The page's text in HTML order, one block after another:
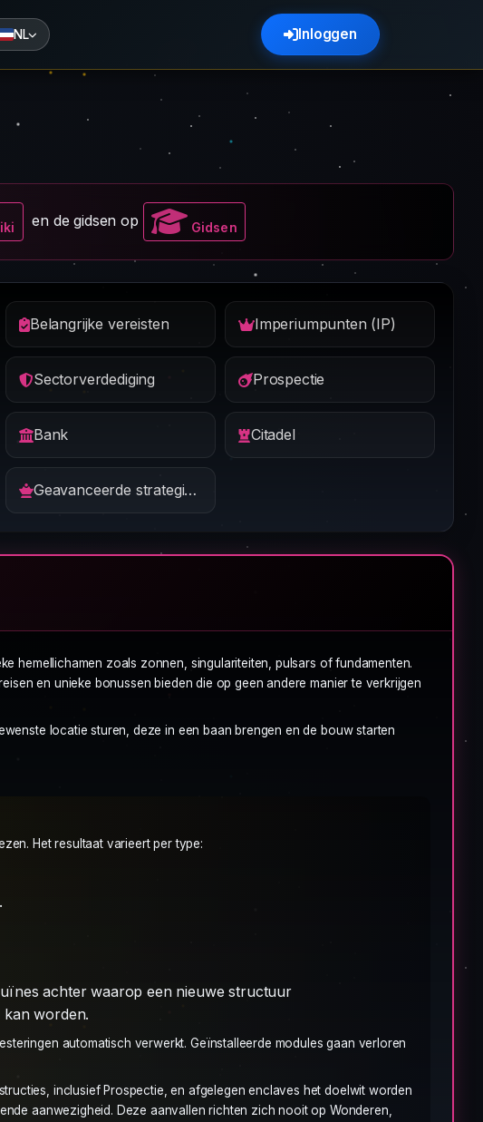
NL Inloggen
en de gidsen op Gidsen
Belangrijke vereisten Imperiumpunten (IP)
Sectorverdediging Prospectie
Bank Citadel
Geavanceerde strategieën
hemellichamen zoals zonnen, singulariteiten, pulsars of fundamenten.
en unieke bonussen bieden die op geen andere manier te verkrijgen
locatie sturen, deze in een baan brengen en de bouw starten
Het resultaat varieert per type:
achter waarop een nieuwe structuur
worden.
automatisch verwerkt. Geïnstalleerde modules gaan verloren
inclusief Prospectie, en afgelegen enclaves het doelwit worden
aanwezigheid. Deze aanvallen richten zich nooit op Wonderen,